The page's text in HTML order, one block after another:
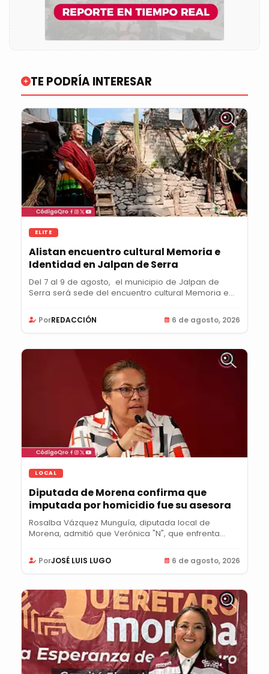
TE PODRÍA INTERESAR
ELITE
Alistan encuentro cultural Memoria e
Identidad en Jalpan de Serra
Del 7 al 9 de agosto, el municipio de Jalpan de
Serra será sede del encuentro cultural Memoria e...
PorREDACCIÓN 6 de agosto, 2026
LOCAL
Diputada de Morena confirma que
imputada por homicidio fue su asesora
Rosalba Vázquez Munguía, diputada local de
Morena, admitió que Verónica "N", que enfrenta...
PorJOSÉ LUIS LUGO 6 de agosto, 2026